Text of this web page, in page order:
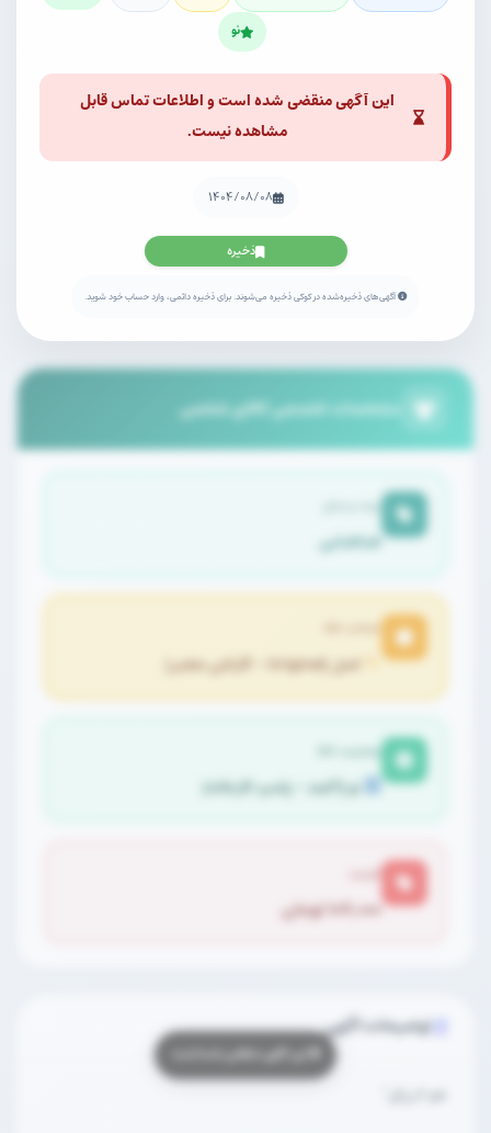
نو
این آگهی منقضی شده است و اطلاعات تماس قابل
مشاهده نیست.
۱۴۰۴/۰۸/۰۸
ذخیره
آگهی‌های ذخیره‌شده در کوکی ذخیره می‌شوند. برای ذخیره دائمی، وارد حساب خود شوید.
مشخصات تخصصی کالای شخصی
طباطبایی
اصل (Original - گارانتی معتبر)
نو (آکبند - پلمپ کارخانه)
۱۰۷,۰۰۰ تومان
توضیحات آگهی
هو الرزاق”